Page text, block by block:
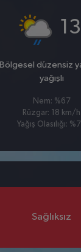
13
Bölgesel düzensiz
yağışlı
Nem: %67
Rüzgar: 18 km/h
Yağış Olasılığı:
Sağlıksız